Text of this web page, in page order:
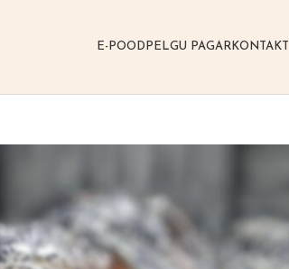
E-POOD PELGU PAGAR KONTAKT